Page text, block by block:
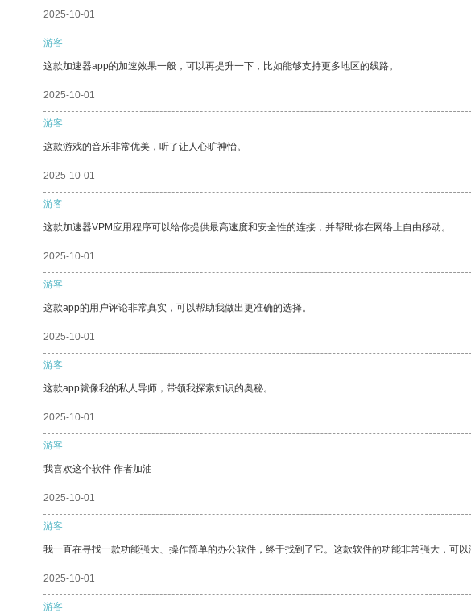
2025-10-01
游客
这款加速器app的加速效果一般，可以再提升一下，比如能够支持更多地区的线路。
2025-10-01
游客
这款游戏的音乐非常优美，听了让人心旷神怡。
2025-10-01
游客
这款加速器VPM应用程序可以给你提供最高速度和安全性的连接，并帮助你在网络上自由移动。
2025-10-01
游客
这款app的用户评论非常真实，可以帮助我做出更准确的选择。
2025-10-01
游客
这款app就像我的私人导师，带领我探索知识的奥秘。
2025-10-01
游客
我喜欢这个软件 作者加油
2025-10-01
游客
我一直在寻找一款功能强大、操作简单的办公软件，终于找到了它。这款软件的功能非常强大，可
2025-10-01
游客